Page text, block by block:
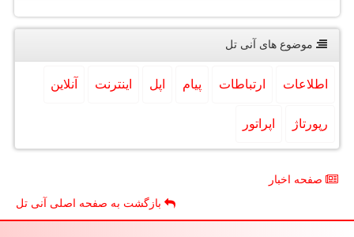
موضوع های آنی تل
اطلاعات ارتباطات پیام اپل اینترنت آنلاین
رپورتاژ اپراتور
صفحه اخبار
بازگشت به صفحه اصلی آنی تل